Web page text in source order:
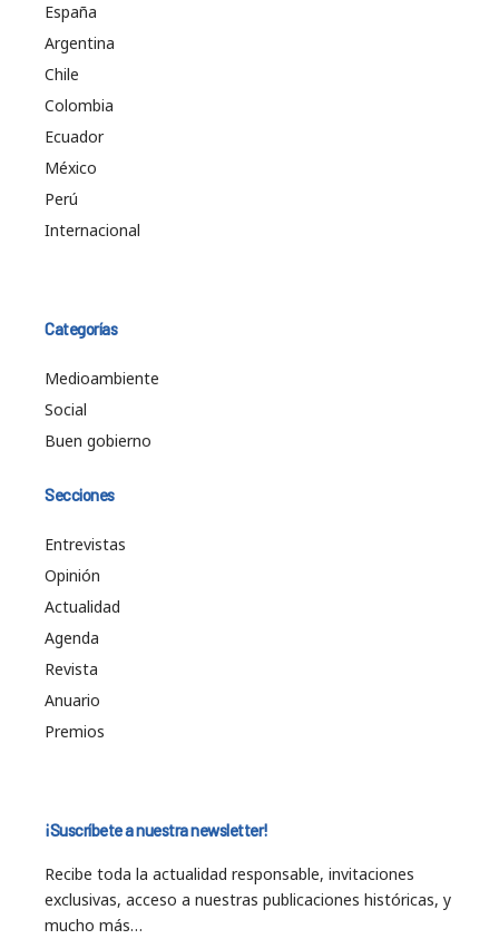
España
Argentina
Chile
Colombia
Ecuador
México
Perú
Internacional
Categorías
Medioambiente
Social
Buen gobierno
Secciones
Entrevistas
Opinión
Actualidad
Agenda
Revista
Anuario
Premios
¡Suscríbete a nuestra newsletter!
Recibe toda la actualidad responsable, invitaciones
exclusivas, acceso a nuestras publicaciones históricas, y
mucho más…